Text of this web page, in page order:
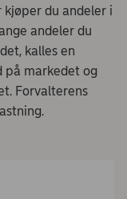
du andeler i
andeler du
kalles en
på markedet og
Forvalterens